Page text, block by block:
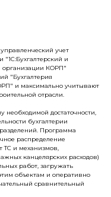
учет
и
организации КОРП"
"Бухгалтерия
и максимально учитывают
отрасли.
достаточности,
бухгалтерии
Программа
распределение
ТС и механизмов,
канцелярских расходов)
работ, загружать
объектам и оперативно
сравнительный